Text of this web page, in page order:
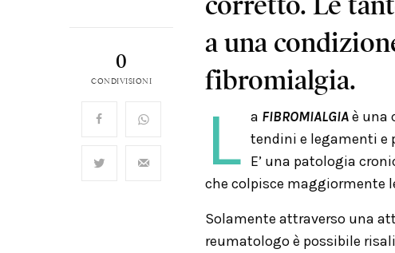
0
CONDIVISIONI
a una
fibromialgia.
L a FIBROMIALGIAè una
tendini e legamenti e
E’ una patologia
che colpisce maggiormente
Solamente attraverso una
reumatologo è possibile